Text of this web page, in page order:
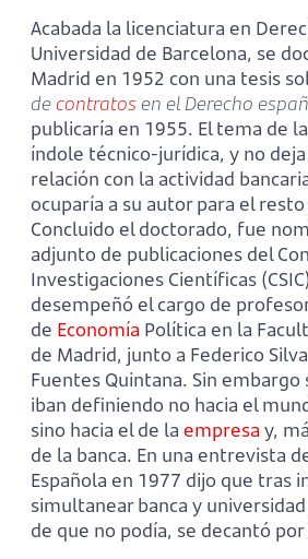
Acabada la licenciatura en
Universidad de Barcelona, se
Madrid en 1952 con una tesis
decontratos en el Derecho
publicaría en 1955. El tema de
índole técnico-jurídica, y no
relación con la actividad
ocuparía a su autor para el
Concluido el doctorado, fue
adjunto de publicaciones del
Investigaciones Científicas
desempeñó el cargo de
de Economía Política en la
de Madrid, junto a Federico
Fuentes Quintana. Sin embargo
iban definiendo no hacia el
sino hacia el de la empresa y,
de la banca. En una entrevista
Española en 1977 dijo que tras
simultanear banca y
de que no podía, se decantó por